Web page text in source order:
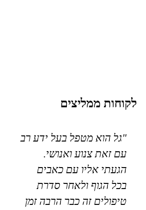
לקוחות ממליצים
"גל הוא מטפל בעל ידע רב
עם זאת צנוע ואנושי.
הגעתי אליו עם כאבים
בכל הגוף ולאחר סדרת
טיפולים זה כבר הרבה זמן